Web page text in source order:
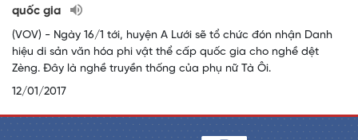
quốc gia
(VOV) - Ngày 16/1 tới, huyện A Lưới sẽ tổ chức đón nhận Danh
hiệu di sản văn hóa phi vật thể cấp quốc gia cho nghề dệt
Zèng. Đây là nghề truyền thống của phụ nữ Tà Ôi.
12/01/2017